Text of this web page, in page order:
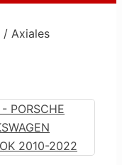
/ Axiales